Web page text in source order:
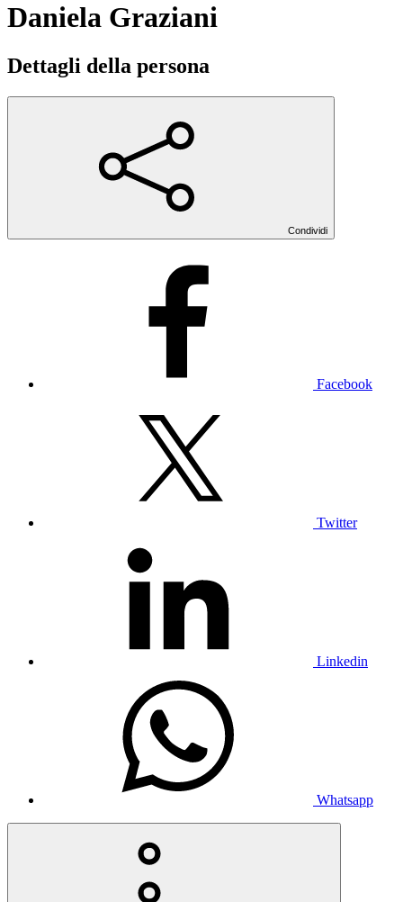
Daniela Graziani
Dettagli della persona
Condividi
Facebook
Twitter
Linkedin
Whatsapp